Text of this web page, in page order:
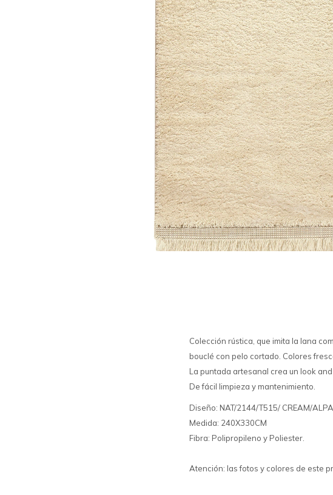
Colección rústica, que imita la lana
bouclé con pelo cortado. Colores
La puntada artesanal crea un look
De fácil limpieza y mantenimiento.
Diseño: NAT/2144/T515/ CREAM/
Medida: 240X330CM
Fibra: Polipropileno y Poliester.
Atención: las fotos y colores de este